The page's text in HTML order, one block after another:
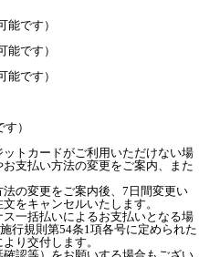
能です）
能です）
能です）
す）
トカードがご利用いただけない場
支払い方法の変更をご案内、また
の変更をご案内後、7日間変更い
をキャンセルいたします。
一括払いによるお支払いとなる場
行規則第54条1項各号に定められた
り交付します。